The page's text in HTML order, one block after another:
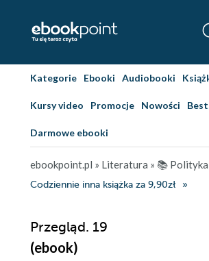
Kategorie Ebooki Audiobooki
Kursy video Promocje Nowości
Darmowe ebooki
ebookpoint.pl » Literatura » 📚 Polityka
Codziennie inna książka za 9,90zł
Przegląd. 19
(ebook)